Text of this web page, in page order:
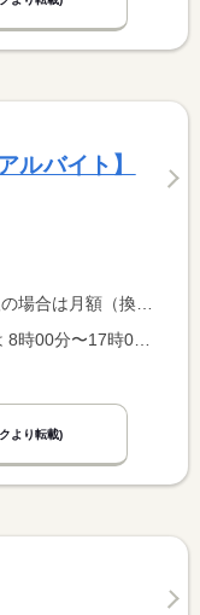
ルバイト】
場合は時間額を表示しています。
就業時間１ 7時00分〜16時00分 又は 8時00分〜17時00分の時間の間の5時間以上 就業時間に関する特記事項 相談可
より転載)